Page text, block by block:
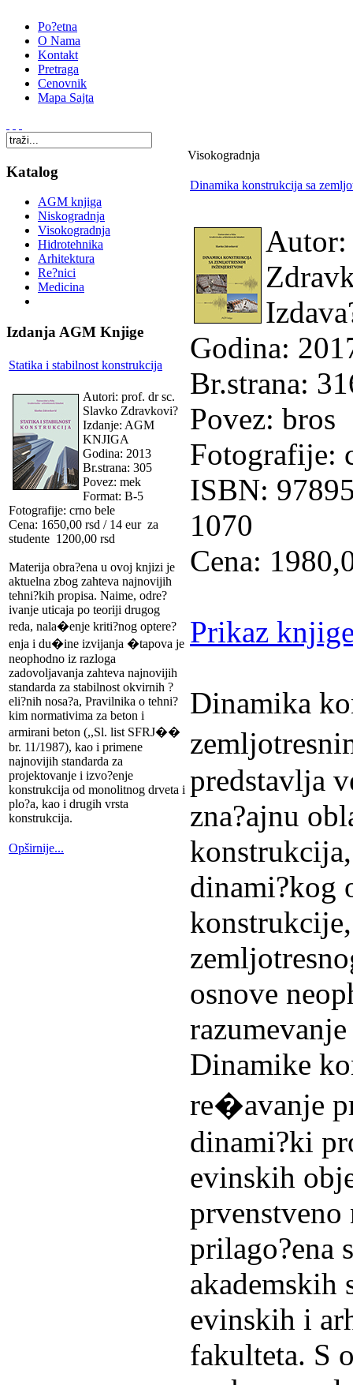
Po?etna
O Nama
Kontakt
Pretraga
Cenovnik
Mapa Sajta
Katalog
AGM knjiga
Niskogradnja
Visokogradnja
Hidrotehnika
Arhitektura
Re?nici
Medicina
Izdanja AGM Knjige
Statika i stabilnost konstrukcija
Autori: prof. dr sc.
Slavko Zdravkovi?
Izdanje: AGM
KNJIGA
Godina: 2013
Br.strana: 305
Povez: mek
Format: B-5
Fotografije: crno bele
Cena: 1650,00 rsd / 14 eur za
studente 1200,00 rsd
Materija obra?ena u ovoj knjizi je
aktuelna zbog zahteva najnovijih
tehni?kih propisa. Naime, odre?
ivanje uticaja po teoriji drugog
reda, nala�enje kriti?nog optere?
enja i du�ine izvijanja �tapova je
neophodno iz razloga
zadovoljavanja zahteva najnovijih
standarda za stabilnost okvirnih ?
eli?nih nosa?a, Pravilnika o tehni?
kim normativima za beton i
armirani beton (,,Sl. list SFRJ��
br. 11/1987), kao i primene
najnovijih standarda za
projektovanje i izvo?enje
konstrukcija od monolitnog drveta i
plo?a, kao i drugih vrsta
konstrukcija.
Opširnije...
Visokogradnja
Dinamika konstrukcija sa
Autor:
Godina:
Br.strana:
Povez: bros
Fotografije:
ISBN:
1070
Cena:
Prikaz
Dinamika
predstavlja
zna?ajnu
dinami?kog
osnove
Dinamike
re�avanje
dinami?ki
evinskih
prvenstveno
prilago?ena
akademskih
evinskih i
fakulteta. S